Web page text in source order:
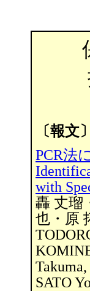
〔報文〕
PCR法
with
轟 丈瑠
也・原
SATO